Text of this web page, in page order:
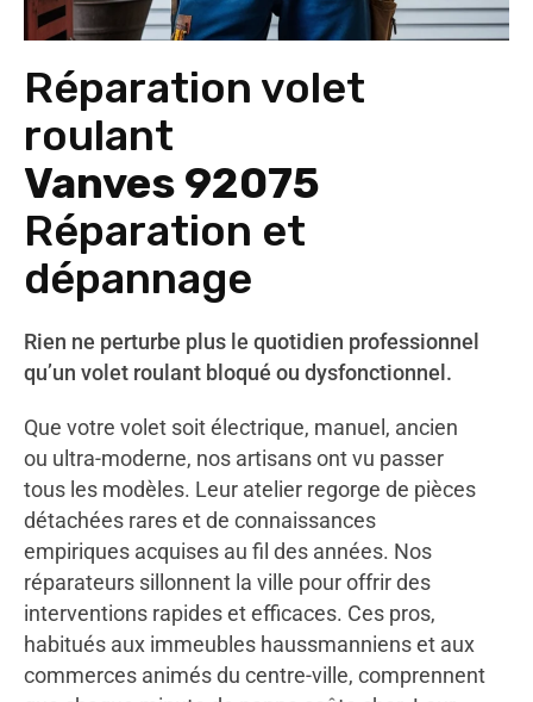
Réparation volet
roulant
Vanves 92075
Réparation et
dépannage
Rien ne perturbe plus le quotidien professionnel
qu’un volet roulant bloqué ou dysfonctionnel.
Que votre volet soit électrique, manuel, ancien
ou ultra-moderne, nos artisans ont vu passer
tous les modèles. Leur atelier regorge de pièces
détachées rares et de connaissances
empiriques acquises au fil des années. Nos
réparateurs sillonnent la ville pour offrir des
interventions rapides et efficaces. Ces pros,
habitués aux immeubles haussmanniens et aux
commerces animés du centre-ville, comprennent